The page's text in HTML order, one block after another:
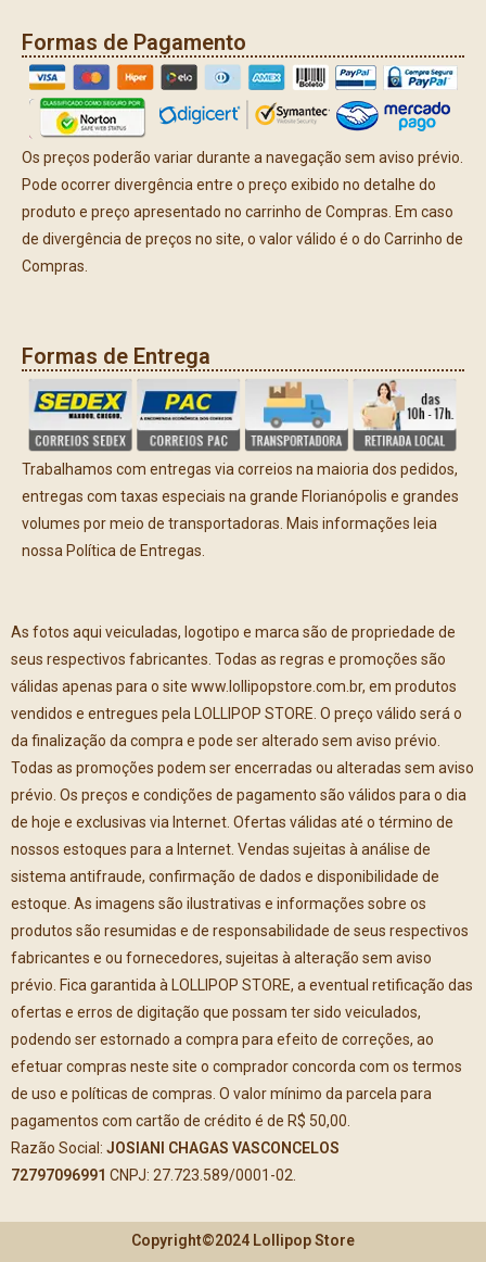
Formas de Pagamento
Os preços poderão variar durante a navegação sem aviso prévio.
Pode ocorrer divergência entre o preço exibido no detalhe do
produto e preço apresentado no carrinho de Compras. Em caso
de divergência de preços no site, o valor válido é o do Carrinho de
Compras.
Formas de Entrega
Trabalhamos com entregas via correios na maioria dos pedidos,
entregas com taxas especiais na grande Florianópolis e grandes
volumes por meio de transportadoras. Mais informações leia
nossa Política de Entregas.
As fotos aqui veiculadas, logotipo e marca são de propriedade de
seus respectivos fabricantes. Todas as regras e promoções são
válidas apenas para o site www.lollipopstore.com.br, em produtos
vendidos e entregues pela LOLLIPOP STORE. O preço válido será o
da finalização da compra e pode ser alterado sem aviso prévio.
Todas as promoções podem ser encerradas ou alteradas sem aviso
prévio. Os preços e condições de pagamento são válidos para o dia
de hoje e exclusivas via Internet. Ofertas válidas até o término de
nossos estoques para a Internet. Vendas sujeitas à análise de
sistema antifraude, confirmação de dados e disponibilidade de
estoque. As imagens são ilustrativas e informações sobre os
produtos são resumidas e de responsabilidade de seus respectivos
fabricantes e ou fornecedores, sujeitas à alteração sem aviso
prévio. Fica garantida à LOLLIPOP STORE, a eventual retificação das
ofertas e erros de digitação que possam ter sido veiculados,
podendo ser estornado a compra para efeito de correções, ao
efetuar compras neste site o comprador concorda com os termos
de uso e políticas de compras. O valor mínimo da parcela para
pagamentos com cartão de crédito é de R$ 50,00.
Razão Social: JOSIANI CHAGAS VASCONCELOS
72797096991 CNPJ: 27.723.589/0001-02.
Copyright©2024 Lollipop Store